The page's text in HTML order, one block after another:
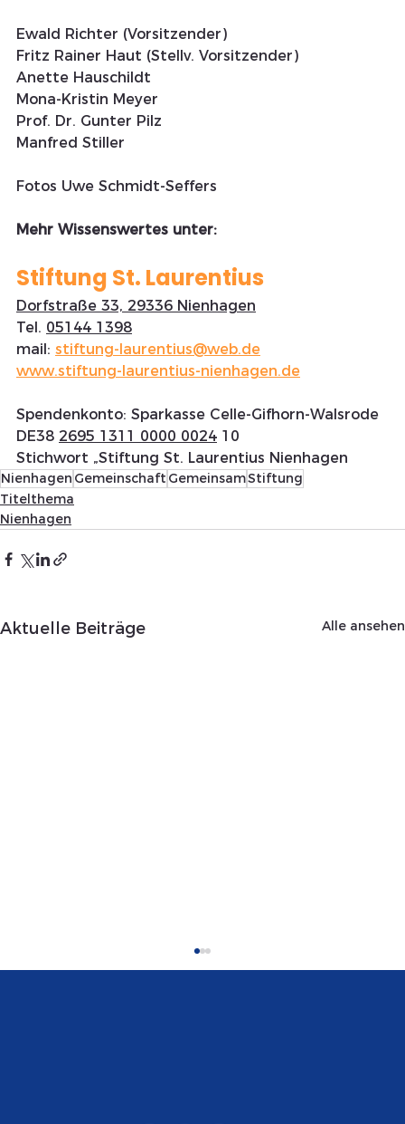
Ewald Richter (Vorsitzender)
Fritz Rainer Haut (Stellv. Vorsitzender)
Anette Hauschildt
Mona-Kristin Meyer
Prof. Dr. Gunter Pilz
Manfred Stiller
Fotos Uwe Schmidt-Seffers
Mehr Wissenswertes unter:
Stiftung St. Laurentius
Dorfstraße 33, 29336 Nienhagen
Tel. 05144 1398
mail: stiftung-laurentius@web.de
www.stiftung-laurentius-nienhagen.de
Spendenkonto: Sparkasse Celle-Gifhorn-Walsrode
DE38 2695 1311 0000 0024 10
Stichwort „Stiftung St. Laurentius Nienhagen
Nienhagen Gemeinschaft GemeinsamStiftung
Titelthema
Nienhagen
Aktuelle Beiträge Alle ansehen